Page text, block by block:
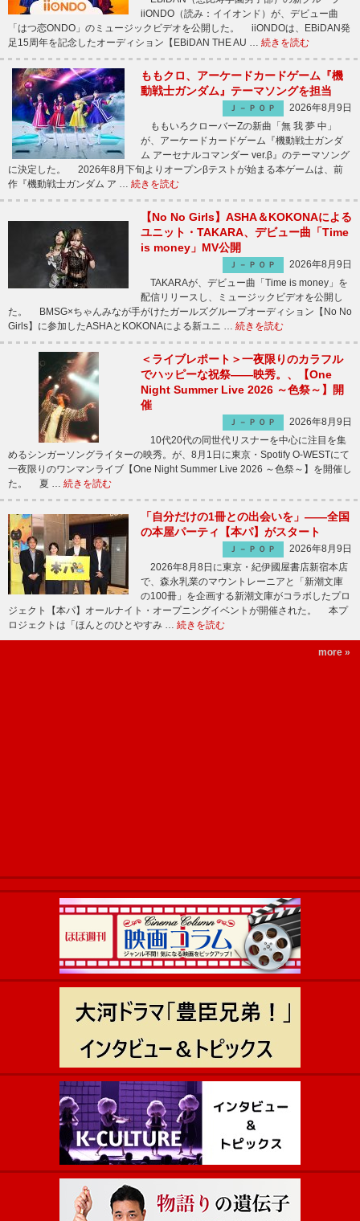
iiONDO（読み：イイオンド）が、デビュー曲
「はつ恋ONDO」のミュージックビデオを公開した。 iiONDOは、EBiDAN発
足15周年を記念したオーディション【EBiDAN THE AU … 続きを読む
ももクロ、アーケードカードゲーム『機
動戦士ガンダム』テーマソングを担当
Ｊ－ＰＯＰ
2026年8月9日
ももいろクローバーZの新曲「無 我 夢 中」
が、アーケードカードゲーム『機動戦士ガンダ
ム アーセナルコマンダー ver.β』のテーマソング
に決定した。 2026年8月下旬よりオープンβテストが始まる本ゲームは、前
作『機動戦士ガンダム ア … 続きを読む
【No No Girls】ASHA＆KOKONAによる
ユニット・TAKARA、デビュー曲「Time
is money」MV公開
Ｊ－ＰＯＰ
2026年8月9日
TAKARAが、デビュー曲「Time is money」を
配信リリースし、ミュージックビデオを公開し
た。 BMSG×ちゃんみなが手がけたガールズグループオーディション【No No
Girls】に参加したASHAとKOKONAによる新ユニ … 続きを読む
＜ライブレポート＞一夜限りのカラフル
でハッピーな祝祭――映秀。、【One
Night Summer Live 2026 ～色祭～】開
催
Ｊ－ＰＯＰ
2026年8月9日
10代20代の同世代リスナーを中心に注目を集
めるシンガーソングライターの映秀。が、8月1日に東京・Spotify O-WESTにて
一夜限りのワンマンライブ【One Night Summer Live 2026 ～色祭～】を開催し
た。 夏 … 続きを読む
「自分だけの1冊との出会いを」――全国
の本屋パーティ【本パ】がスタート
Ｊ－ＰＯＰ
2026年8月9日
2026年8月8日に東京・紀伊國屋書店新宿本店
で、森永乳業のマウントレーニアと「新潮文庫
の100冊」を企画する新潮文庫がコラボしたプロ
ジェクト【本パ】オールナイト・オープニングイベントが開催された。 本プ
ロジェクトは「ほんとのひとやすみ … 続きを読む
more »